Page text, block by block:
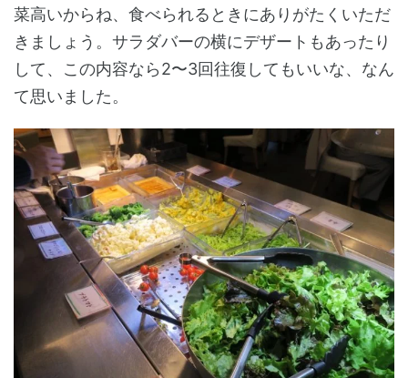
菜高いからね、食べられるときにありがたくいただ
きましょう。サラダバーの横にデザートもあったり
して、この内容なら2〜3回往復してもいいな、なん
て思いました。